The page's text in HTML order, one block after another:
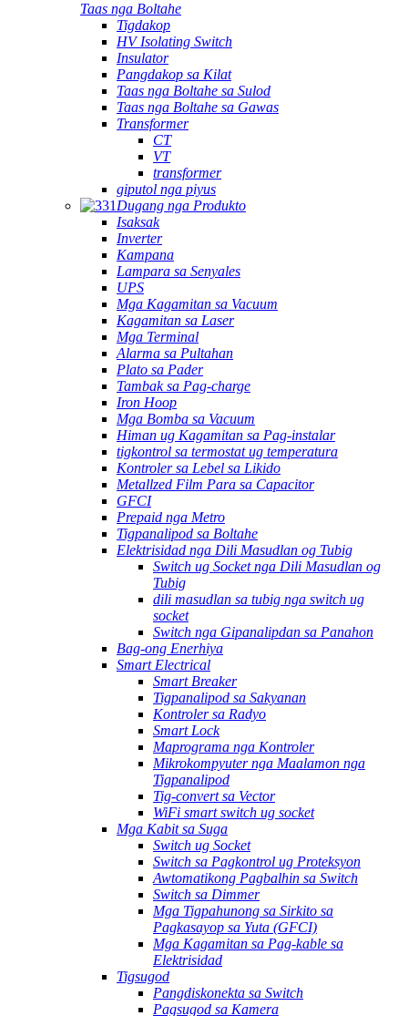
Taas nga Boltahe
Tigdakop
HV Isolating Switch
Insulator
Pangdakop sa Kilat
Taas nga Boltahe sa Sulod
Taas nga Boltahe sa Gawas
Transformer
CT
VT
transformer
giputol nga piyus
Dugang nga Produkto
Isaksak
Inverter
Kampana
Lampara sa Senyales
UPS
Mga Kagamitan sa Vacuum
Kagamitan sa Laser
Mga Terminal
Alarma sa Pultahan
Plato sa Pader
Tambak sa Pag-charge
Iron Hoop
Mga Bomba sa Vacuum
Himan ug Kagamitan sa Pag-instalar
tigkontrol sa termostat ug temperatura
Kontroler sa Lebel sa Likido
Metallzed Film Para sa Capacitor
GFCI
Prepaid nga Metro
Tigpanalipod sa Boltahe
Elektrisidad nga Dili Masudlan og Tubig
Switch ug Socket nga Dili Masudlan og
Tubig
dili masudlan sa tubig nga switch ug
socket
Switch nga Gipanalipdan sa Panahon
Bag-ong Enerhiya
Smart Electrical
Smart Breaker
Tigpanalipod sa Sakyanan
Kontroler sa Radyo
Smart Lock
Maprograma nga Kontroler
Mikrokompyuter nga Maalamon nga
Tigpanalipod
Tig-convert sa Vector
WiFi smart switch ug socket
Mga Kabit sa Suga
Switch ug Socket
Switch sa Pagkontrol ug Proteksyon
Awtomatikong Pagbalhin sa Switch
Switch sa Dimmer
Mga Tigpahunong sa Sirkito sa
Pagkasayop sa Yuta (GFCI)
Mga Kagamitan sa Pag-kable sa
Elektrisidad
Tigsugod
Pangdiskonekta sa Switch
Pagsugod sa Kamera